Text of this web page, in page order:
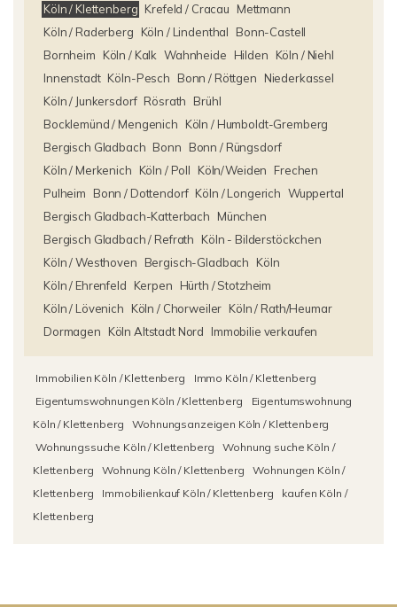
Köln / Klettenberg Krefeld / Cracau
Mettmann
Köln / Raderberg
Köln / Lindenthal
Bonn-Castell
Bornheim
Köln / Kalk Wahnheide Hilden
Köln / Niehl
Innenstadt Köln-Pesch Bonn / Röttgen
Niederkassel
Köln / Junkersdorf Rösrath
Brühl
Bocklemünd / Mengenich
Köln / Humboldt-Gremberg
Bergisch Gladbach Bonn
Bonn / Rüngsdorf
Köln / Merkenich
Köln / Poll Köln/Weiden
Frechen
Pulheim
Bonn / Dottendorf Köln / Longerich Wuppertal
Bergisch Gladbach-Katterbach
München
Bergisch Gladbach / Refrath
Köln - Bilderstöckchen
Köln / Westhoven
Bergisch-Gladbach
Köln
Köln / Ehrenfeld
Kerpen
Hürth / Stotzheim
Köln / Lövenich
Köln / Chorweiler Köln / Rath/Heumar
Dormagen
Köln Altstadt Nord Immobilie verkaufen
Immobilien Köln / Klettenberg
Immo Köln / Klettenberg
Eigentumswohnungen Köln / Klettenberg
Eigentumswohnung
Köln / Klettenberg
Wohnungsanzeigen Köln / Klettenberg
Wohnungssuche Köln / Klettenberg
Wohnung suche Köln /
Klettenberg
Wohnung Köln / Klettenberg
Wohnungen Köln /
Klettenberg
Immobilienkauf Köln / Klettenberg
kaufen Köln /
Klettenberg